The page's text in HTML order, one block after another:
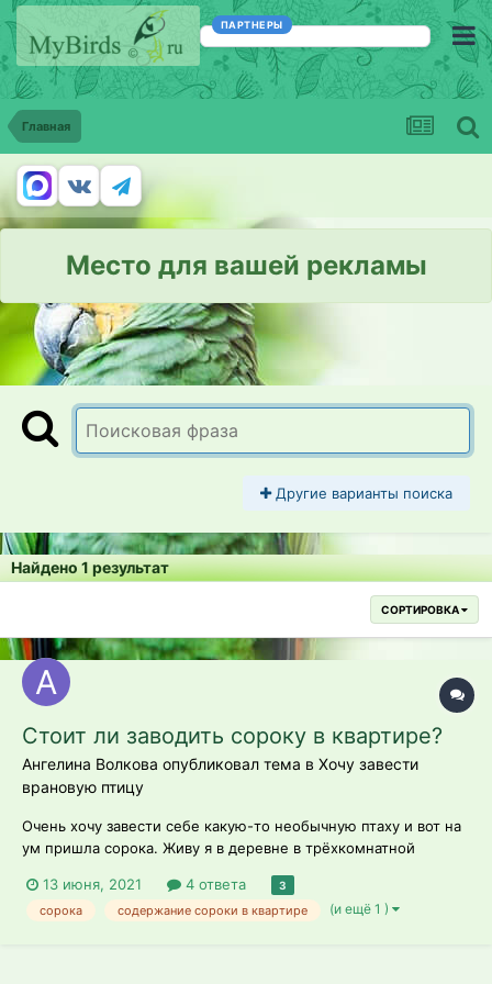
ПАРТНЕРЫ
Главная
Место для вашей рекламы
Другие варианты поиска
Найдено 1 результат
СОРТИРОВКА
Стоит ли заводить сороку в квартире?
Ангелина Волкова опубликовал тема в Хочу завести
врановую птицу
Очень хочу завести себе какую-то необычную птаху и вот на
ум пришла сорока. Живу я в деревне в трёхкомнатной
попугай корелла тоже ручной. Кошка птиц не трогает, голубь
иногда её саму гоняет. Клетку скорее всего сделаем сами,
13 июня, 2021 4 ответа 3
сорока содержание сороки в квартире (и ещё 1 )